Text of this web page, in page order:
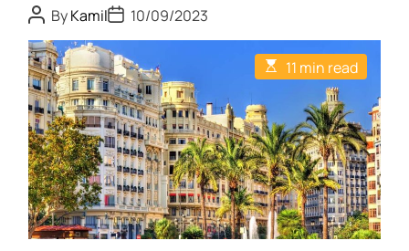
P
o
s
t
A
u
t
h
o
r
ByKamilP
o
s
t
D
a
t
e
10/09/2023
E
s
i
m
a
t
e
d
r
e
a
d
11 min read